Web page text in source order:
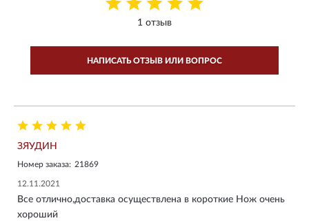
1 отзыв
НАПИСАТЬ ОТЗЫВ ИЛИ ВОПРОС
ЗЯУДИН
Номер заказа: 21869
12.11.2021
Все отлично,доставка осуществлена в короткие Нож очень
хороший